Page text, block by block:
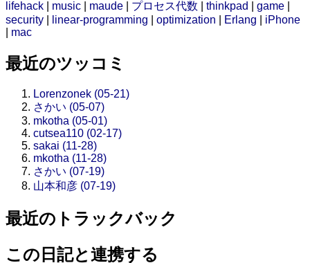
lifehack
music maude プロセス代数 thinkpad game
security
linear-programming optimization Erlang
iPhone
mac
最近のツッコミ
Lorenzonek (05-21)
さかい (05-07)
mkotha (05-01)
cutsea110 (02-17)
sakai (11-28)
mkotha (11-28)
さかい (07-19)
山本和彦 (07-19)
最近のトラックバック
この日記と連携する